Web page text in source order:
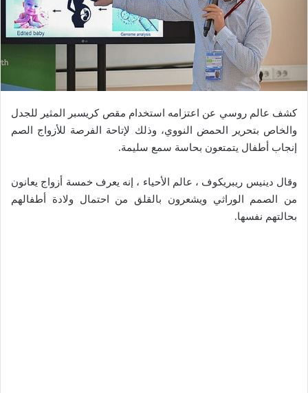
كشف عالم روسي عن اعتزامه استخدام مقص كريسبر المثير للجدل
والخاص بتحرير الحمض النووي، وذلك لإتاحة الفرصة للأزواج الصم
إنجاب أطفال يتمتعون بحاسة سمع سليمة.
وقال دينيس ريبريكوف ، عالم الأحياء ، إنه يعرف خمسة أزواج يعانون
من الصمم الوراثي ويشعرون بالقلق من احتمال ولادة أطفالهم
بحالتهم نفسها.